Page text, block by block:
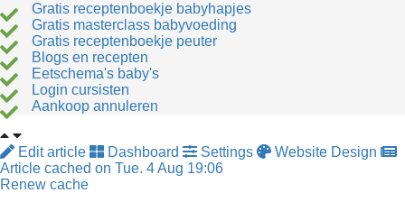
Gratis receptenboekje babyhapjes
Gratis masterclass babyvoeding
Gratis receptenboekje peuter
Blogs en recepten
Eetschema's baby's
Login cursisten
Aankoop annuleren
Edit article Dashboard Settings
Website Design
Article cached on Tue. 4 Aug 19:06
Renew cache